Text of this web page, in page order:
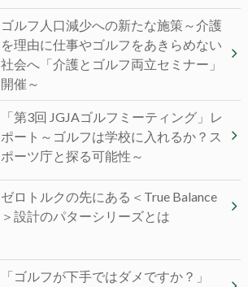
ゴルフ人口減少への新たな施策～介護
を理由に仕事やゴルフをあきらめない
社会へ「介護とゴルフ両立セミナー」
開催～
「第3回 JGJAゴルフミーティング」レ
ポート～ゴルフは学校に入れるか？ス
ポーツ庁と探る可能性～
ゼロトルクの先にある＜True Balance
＞設計のパターシリーズとは
「ゴルフが下手ではダメですか？」